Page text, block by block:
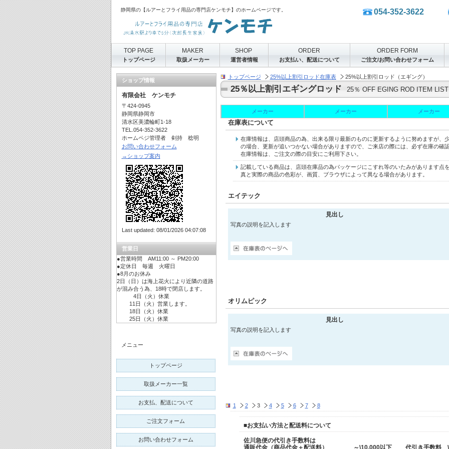
静岡県の【ルアーとフライ用品の専門店ケンモチ】のホームページです。 054-352-3622
トップページ 25%以上割引ロッド在庫表 25%以上割引ロッド（エギング）
25％以上割引エギングロッド 25％ OFF EGING ROD ITEM LIST
メーカー メーカー メーカー
在庫表について
在庫情報は、店頭商品の為、出来る限り最新のものに更新するように努めますが、
の場合、更新が追いつかない場合がありますので、ご来店の際には、必ず在庫の確
在庫情報は、ご注文の際の目安にご利用下さい。
記載している商品は、店頭在庫品の為パッケージにこすれ等のいたみがあります点
真と実際の商品の色彩が、画質、ブラウザによって異なる場合があります。
エイテック
見出し
写真の説明を記入します
オリムピック
見出し
写真の説明を記入します
1 2 3 4 5 6 7 8
■お支払い方法と配送料について
佐川急便の代引き手数料は
TOP PAGE
トップページ
MAKER
取扱メーカー
SHOP
運営者情報
ORDER
お支払い、配送について
ORDER FORM
ご注文/お問い合わせフォーム
ショップ情報
有限会社 ケンモチ
〒424-0945
静岡県静岡市
清水区美濃輪町1-18
TEL.054-352-3622
ホームペジ管理者 剣持 稔明
お問い合わせフォーム
→ショップ案内
Last updated: 08/01/2026 04:07:08
営業日
●営業時間 AM11:00 ～ PM20:00
●定休日 毎週 火曜日
●8月のお休み
2日（日）は海上花火により近隣の道路
が混み合う為、18時で閉店します。
4日（火）休業
11日（火）営業します。
18日（火）休業
25日（火）休業
メニュー
トップページ
取扱メーカー一覧
お支払、配送について
ご注文フォーム
お問い合わせフォーム